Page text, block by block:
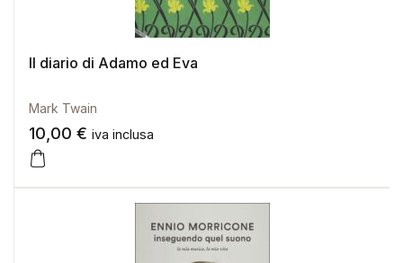
Il diario di Adamo ed Eva
Mark Twain
10,00 € iva inclusa